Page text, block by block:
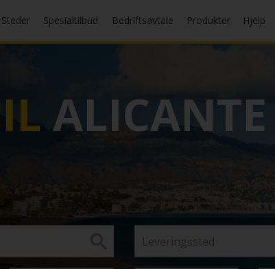
Steder Spesialtilbud Bedriftsavtale Produkter Hjelp
ALICANTE